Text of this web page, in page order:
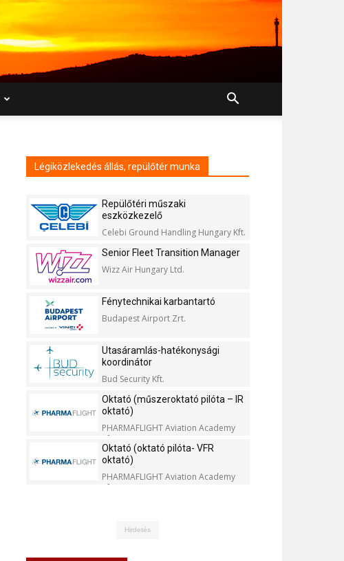
Légiközlekedés állás, repülőtér munka
Repülőtéri műszaki
eszközkezelő
Celebi Ground Handling Hungary Kft.
Senior Fleet Transition Manager
Wizz Air Hungary Ltd.
Fénytechnikai karbantartó
Budapest Airport Zrt.
Utasáramlás-hatékonysági
koordinátor
Bud Security Kft.
Oktató (műszeroktató pilóta – IR
oktató)
PHARMAFLIGHT Aviation Academy
Kft.
Oktató (oktató pilóta- VFR
oktató)
PHARMAFLIGHT Aviation Academy
Kft.
Hirdetés